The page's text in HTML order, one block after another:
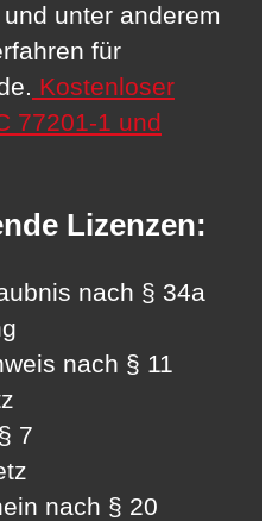
unter anderem
für
Kostenloser
77201-1 und
Lizenzen:
nach § 34a
nach § 11
7
nach § 20